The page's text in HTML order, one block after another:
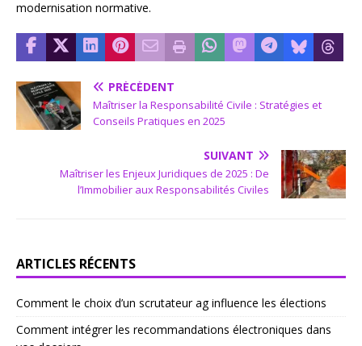
modernisation normative.
PRÉCÉDENT
Maîtriser la Responsabilité Civile : Stratégies et
Conseils Pratiques en 2025
SUIVANT
Maîtriser les Enjeux Juridiques de 2025 : De
l’Immobilier aux Responsabilités Civiles
ARTICLES RÉCENTS
Comment le choix d’un scrutateur ag influence les élections
Comment intégrer les recommandations électroniques dans